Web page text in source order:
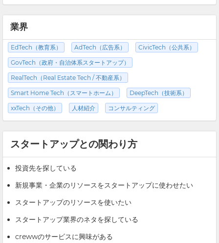
業界
EdTech（教育系） AdTech（広告系） CivicTech（公共系）
GovTech（政府・自治体系スタートアップ）
RealTech（Real Estate Tech / 不動産系）
Smart Home Tech（スマートホーム） DeepTech（技術系）
xxTech（その他） 人材紹介 コンサルティング
スタートアップとの関わり方
投資先を探している
新規事業・企業のリソースをスタートアップに使わせたい
スタートアップのリソースを使いたい
スタートアップ業界のネタを探している
crewwのサービスに興味がある